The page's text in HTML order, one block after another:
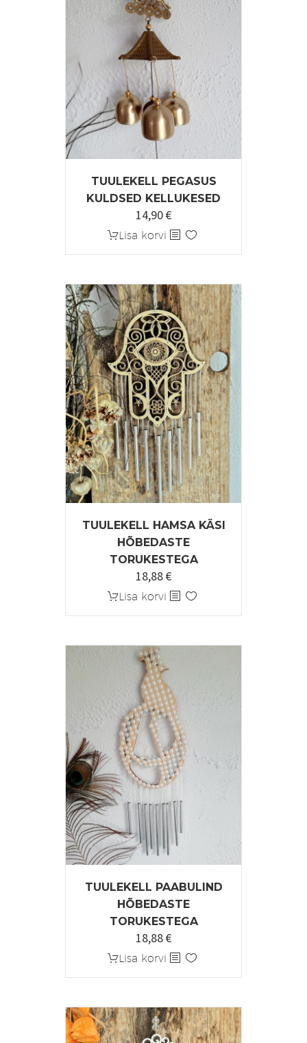
TUULEKELL PEGASUS
KULDSED KELLUKESED
14,90€
Lisa korvi
TUULEKELL HAMSA KÄSI
HÕBEDASTE
TORUKESTEGA
18,88€
Lisa korvi
TUULEKELL PAABULIND
HÕBEDASTE
TORUKESTEGA
18,88€
Lisa korvi